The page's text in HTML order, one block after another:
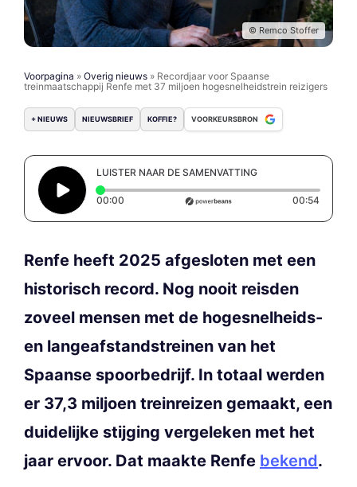
© Remco Stoffer
Voorpagina » Overig nieuws » Recordjaar voor Spaanse
treinmaatschappij Renfe met 37 miljoen hogesnelheidstrein reizigers
+ NIEUWS NIEUWSBRIEF KOFFIE? VOORKEURSBRON
LUISTER NAAR DE SAMENVATTING
00:00 Elapsed time: 0 seconds 00:54
Renfe heeft 2025 afgesloten met een
historisch record. Nog nooit reisden
zoveel mensen met de hogesnelheids-
en langeafstandstreinen van het
Spaanse spoorbedrijf. In totaal werden
er 37,3 miljoen treinreizen gemaakt, een
duidelijke stijging vergeleken met het
jaar ervoor. Dat maakte Renfe bekend.